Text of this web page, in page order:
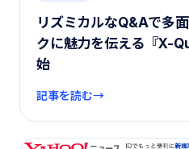
リズミカルなQ&Aで多
クに魅力を伝える『X-
始
記事を読む